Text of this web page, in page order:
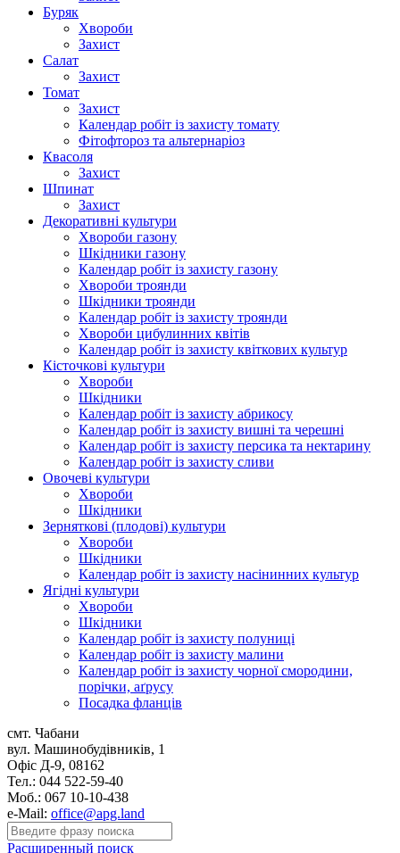
Буряк
Хвороби
Захист
Салат
Захист
Томат
Захист
Календар робіт із захисту томату
Фітофтороз та альтернаріоз
Квасоля
Захист
Шпинат
Захист
Декоративні культури
Хвороби газону
Шкідники газону
Календар робіт із захисту газону
Хвороби троянди
Шкідники троянди
Календар робіт із захисту троянди
Хвороби цибулинних квітів
Календар робіт із захисту квіткових культур
Кісточкові культури
Хвороби
Шкідники
Календар робіт із захисту абрикосу
Календар робіт із захисту вишні та черешні
Календар робіт із захисту персика та нектарину
Календар робіт із захисту сливи
Овочеві культури
Хвороби
Шкідники
Зерняткові (плодові) культури
Хвороби
Шкідники
Календар робіт із захисту насінинних культур
Ягідні культури
Хвороби
Шкідники
Календар робіт із захисту полуниці
Календар робіт із захисту малини
Календар робіт із захисту чорної смородини,
порічки, аґрусу
Посадка фланців
смт. Чабани
вул. Машинобудівників, 1
Офіс Д-9, 08162
Тел.: 044 522-59-40
Моб.: 067 10-10-438
e-Mail: office@apg.land
Расширенный поиск